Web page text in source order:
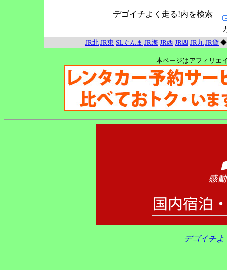
デゴイチよく走る!内を検索
JR北 JR東 SLぐんま JR海 JR西 JR四 JR九 JR貨
本ページはアフィリエ
デゴイチよ